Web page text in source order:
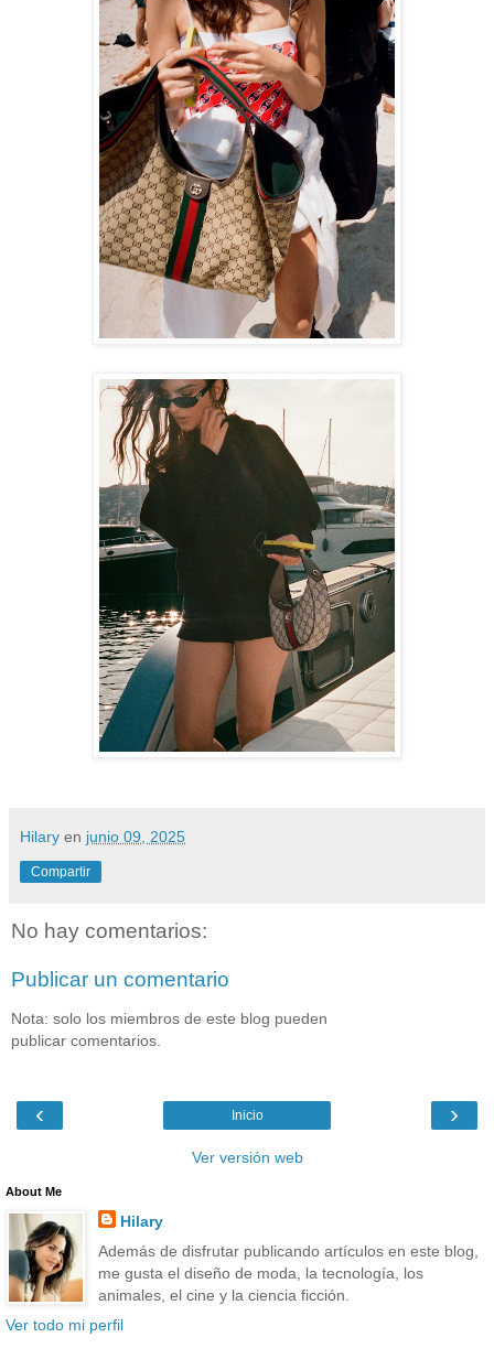
Hilary en junio 09, 2025
Compartir
No hay comentarios:
Publicar un comentario
Nota: solo los miembros de este blog pueden
publicar comentarios.
‹ ›
Inicio
Ver versión web
About Me
Hilary
Además de disfrutar publicando artículos en este blog,
me gusta el diseño de moda, la tecnología, los
animales, el cine y la ciencia ficción.
Ver todo mi perfil